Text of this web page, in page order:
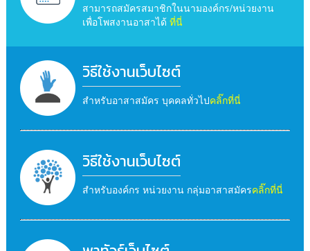
สามารถสมัครสมาชิกในนามองค์กร/หน่วยงาน
เพื่อโพสงานอาสาได้ ที่นี่
วิธีใช้งานเว็บไซต์
สำหรับอาสาสมัคร บุคคลทั่วไปคลิ๊กที่นี่
วิธีใช้งานเว็บไซต์
สำหรับองค์กร หน่วยงาน กลุ่มอาสาสมัครคลิ๊กที่นี่